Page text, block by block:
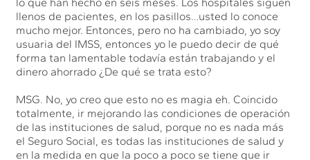
llenos de pacientes, en los pasillos…usted lo conoce
mucho mejor. Entonces, pero no ha cambiado, yo soy
usuaria del IMSS, entonces yo le puedo decir de qué
forma tan lamentable todavía están trabajando y el
dinero ahorrado ¿De qué se trata esto?
MSG. No, yo creo que esto no es magia eh. Coincido
totalmente, ir mejorando las condiciones de operación
de las instituciones de salud, porque no es nada más
el Seguro Social, es todas las instituciones de salud y
en la medida en que la poco a poco se tiene que ir